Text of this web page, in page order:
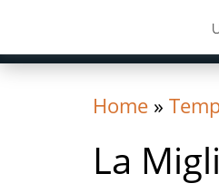
primary
navigation
content
primary
Home »
La